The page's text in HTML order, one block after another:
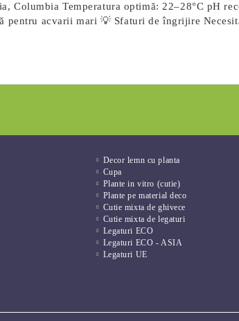
Temperatura optimă: 22–28°C pH
pentru acvarii mari 💡 Sfaturi de îngrijire
Decor lemn cu planta
Cupa
Plante in vitro (cutie)
Plante pe material deco
Cutie mixta de ghivece
Cutie mixta de legaturi
Legaturi ECO
Legaturi ECO - ASIA
Legaturi UE